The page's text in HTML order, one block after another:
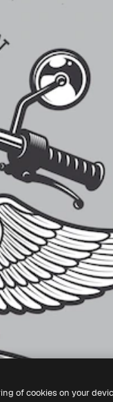
of cookies on your